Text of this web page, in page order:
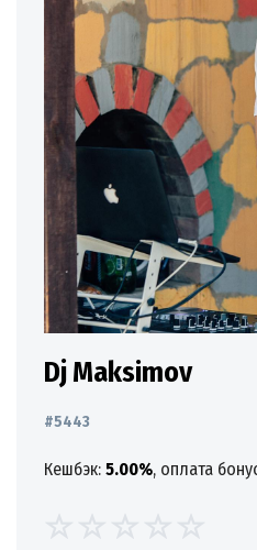
Dj Maksimov
#5443
Кешбэк: 5.00%, оплата